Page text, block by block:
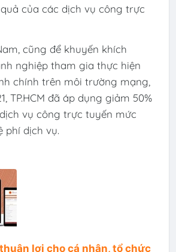
của các dịch vụ công trực
cũng để khuyến khích
nghiệp tham gia thực hiện
chính trên môi trường mạng,
TP.HCM đã áp dụng giảm 50%
vụ công trực tuyến mức
phí dịch vụ.
lợi cho cá nhân, tổ chức